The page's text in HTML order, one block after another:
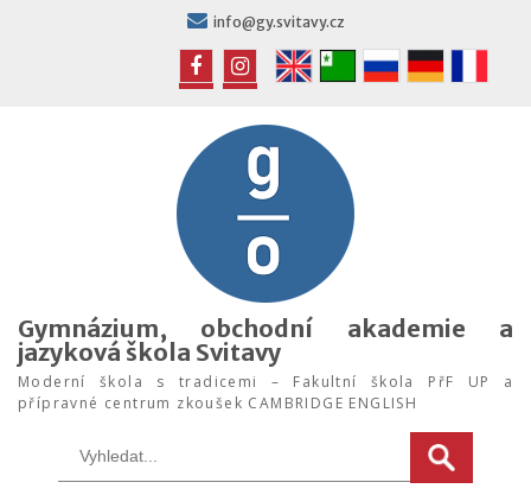
info@gy.svitavy.cz
FB IG
Gymnázium, obchodní akademie a
jazyková škola Svitavy
Moderní škola s tradicemi – Fakultní škola PřF UP a
přípravné centrum zkoušek CAMBRIDGE ENGLISH